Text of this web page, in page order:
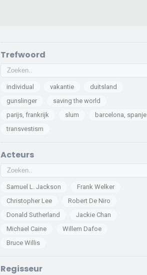
Trefwoord
individual vakantie
duitsland
gunslinger
saving the world
parijs, frankrijk
slum
barcelona, spanje
transvestism
Acteurs
Samuel L. Jackson
Frank Welker
Christopher Lee
Robert De Niro
Donald Sutherland
Jackie Chan
Michael Caine
Willem Dafoe
Bruce Willis
Regisseur